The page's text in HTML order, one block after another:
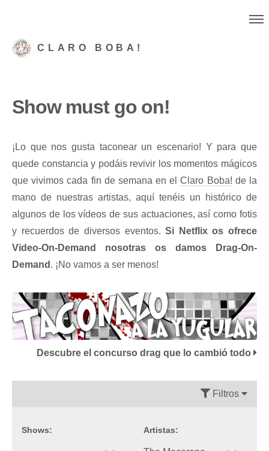
CLARO BOBA!
Show must go on!
¡Lo que nos gusta taconear un escenario! Y para que
quede constancia y podáis revivir los momentos mágicos
que vivimos cada fin de semana en elClaro Boba! de la
mano de nuestras artistas, aquí tenéis un histórico de
algunos de los vídeos de sus actuaciones, así como fotis
y recuerdos de diversos eventos.Si Netflix os ofrece
Video-On-Demand nosotras os damos Drag-On-
Demand . ¡No vamos a ser menos!
Descubre el concurso drag que lo cambió todo
Filtros
Shows: Artistas: